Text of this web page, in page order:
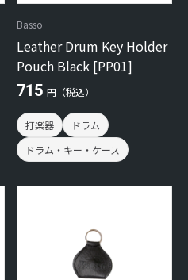
Basso
Leather Drum Key Holder
Pouch Black [PP01]
715 円（税込）
打楽器
ドラム
ドラム・キー・ケース